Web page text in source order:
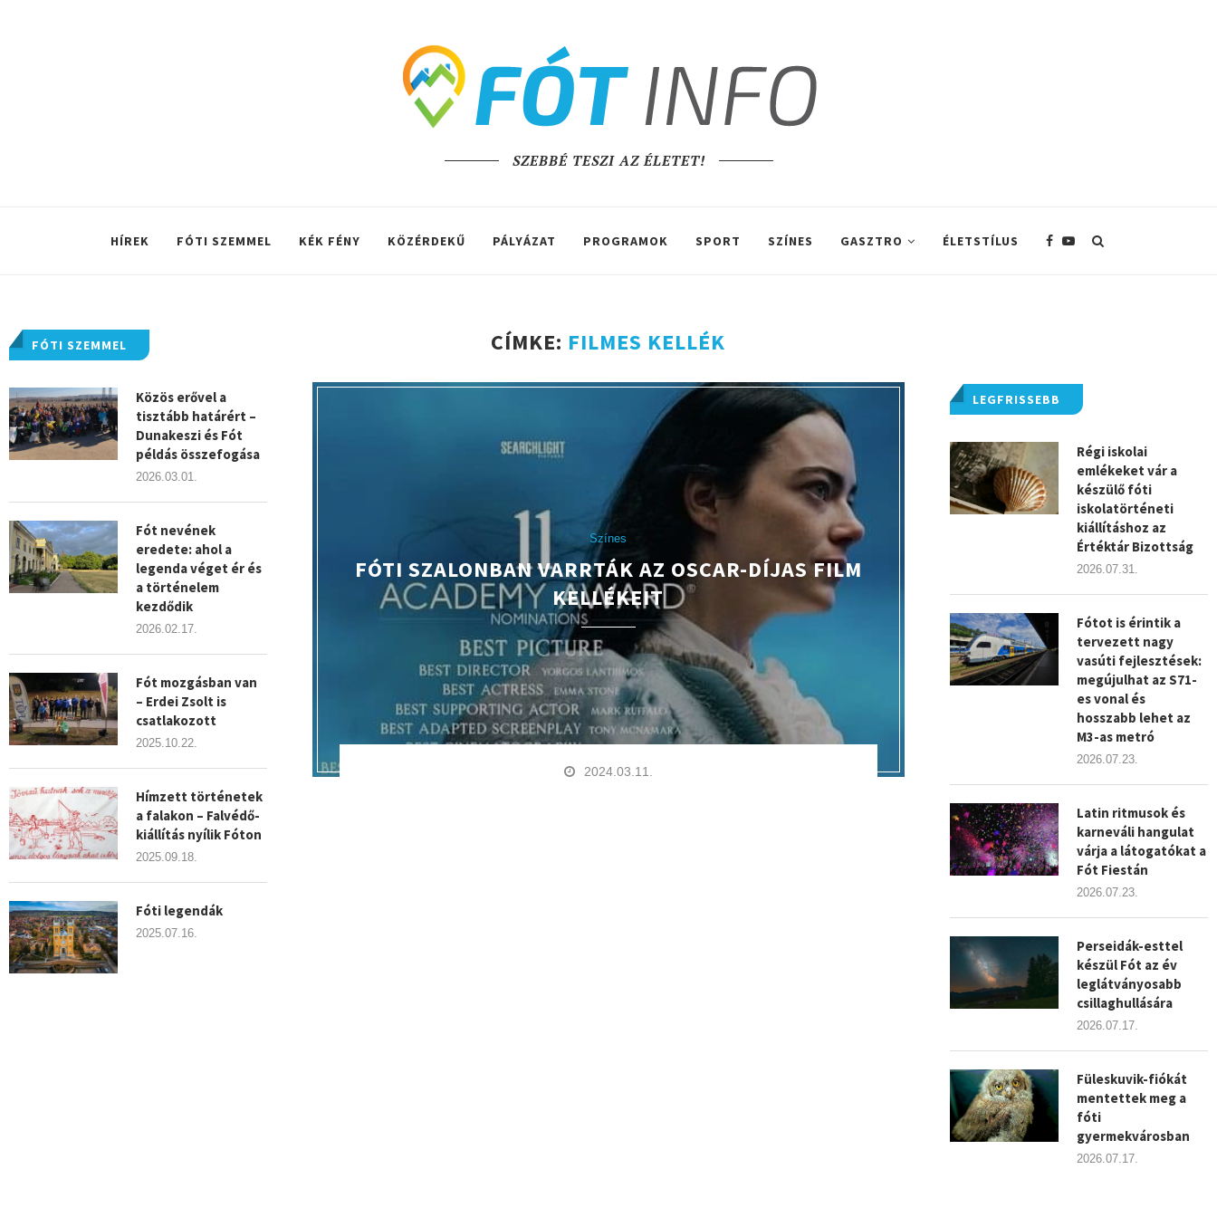
SZEBBÉ TESZI AZ ÉLETET!
HÍREK FÓTI SZEMMEL KÉK FÉNY KÖZÉRDEKŰ PÁLYÁZAT PROGRAMOK SPORT SZÍNES GASZTRO ÉLETSTÍLUS
CÍMKE: FILMES KELLÉK
Színes
FÓTI SZALONBAN VARRTÁK AZ OSCAR-DÍJAS FILM
KELLÉKEIT
2024.03.11.
LEGFRISSEBB
Régi iskolai
emlékeket vár a
készülő fóti
iskolatörténeti
kiállításhoz az
Értéktár Bizottság
2026.07.31.
Fótot is érintik a
tervezett nagy
vasúti fejlesztések:
megújulhat az S71-
es vonal és
hosszabb lehet az
M3-as metró
2026.07.23.
Latin ritmusok és
karneváli hangulat
várja a látogatókat a
Fót Fiestán
2026.07.23.
Perseidák-esttel
készül Fót az év
leglátványosabb
csillaghullására
2026.07.17.
Füleskuvik-fiókát
mentettek meg a
fóti
gyermekvárosban
2026.07.17.
FÓTI SZEMMEL
Közös erővel a
tisztább határért –
Dunakeszi és Fót
példás összefogása
2026.03.01.
Fót nevének
eredete: ahol a
legenda véget ér és
a történelem
kezdődik
2026.02.17.
Fót mozgásban van
– Erdei Zsolt is
csatlakozott
2025.10.22.
Hímzett történetek
a falakon – Falvédő-
kiállítás nyílik Fóton
2025.09.18.
Fóti legendák
2025.07.16.